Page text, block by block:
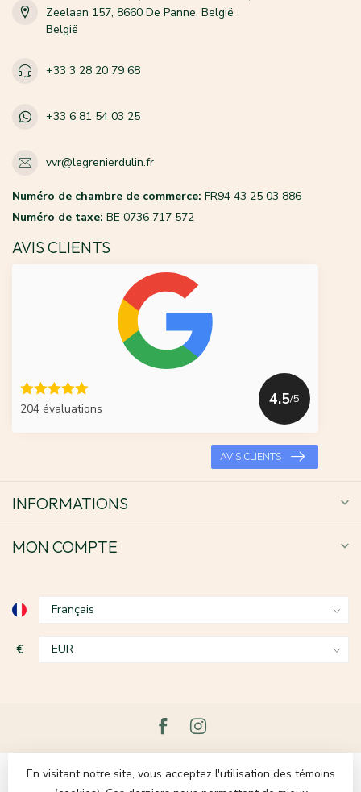
Zeelaan 157, 8660 De Panne, België
België
+33 3 28 20 79 68
+33 6 81 54 03 25
vvr@legrenierdulin.fr
Numéro de chambre de commerce: FR94 43 25 03 886
Numéro de taxe: BE 0736 717 572
AVIS CLIENTS
204 évaluations
4.5/5
AVIS CLIENTS
INFORMATIONS
MON COMPTE
€
En visitant notre site, vous acceptez l'utilisation des témoins